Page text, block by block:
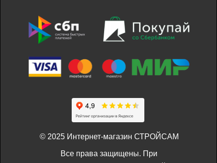
© 2025 Интернет-магазин СТРОЙСАМ
Все права защищены. При